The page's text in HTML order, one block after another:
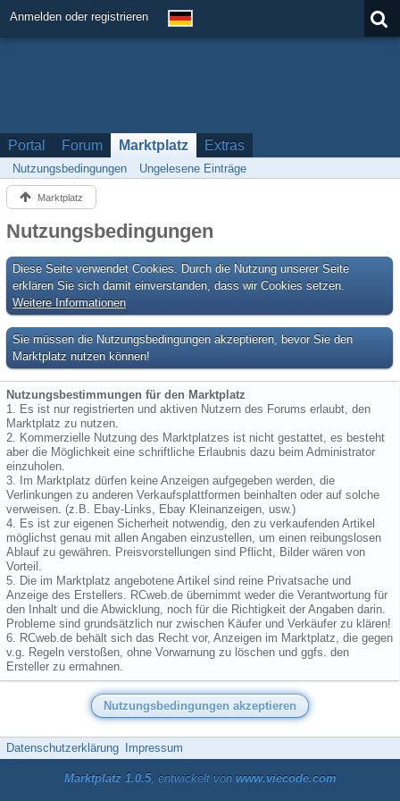
Anmelden oder registrieren
Portal Forum Marktplatz Extras
Nutzungsbedingungen Ungelesene Einträge
Marktplatz
Nutzungsbedingungen
Diese Seite verwendet Cookies. Durch die Nutzung unserer Seite
erklären Sie sich damit einverstanden, dass wir Cookies setzen.
Weitere Informationen
Sie müssen die Nutzungsbedingungen akzeptieren, bevor Sie den
Marktplatz nutzen können!
Nutzungsbestimmungen für den Marktplatz
1. Es ist nur registrierten und aktiven Nutzern des Forums erlaubt, den
Marktplatz zu nutzen.
2. Kommerzielle Nutzung des Marktplatzes ist nicht gestattet, es besteht
aber die Möglichkeit eine schriftliche Erlaubnis dazu beim Administrator
einzuholen.
3. Im Marktplatz dürfen keine Anzeigen aufgegeben werden, die
Verlinkungen zu anderen Verkaufsplattformen beinhalten oder auf solche
verweisen. (z.B. Ebay-Links, Ebay Kleinanzeigen, usw.)
4. Es ist zur eigenen Sicherheit notwendig, den zu verkaufenden Artikel
möglichst genau mit allen Angaben einzustellen, um einen reibungslosen
Ablauf zu gewähren. Preisvorstellungen sind Pflicht, Bilder wären von
Vorteil.
5. Die im Marktplatz angebotene Artikel sind reine Privatsache und
Anzeige des Erstellers. RCweb.de übernimmt weder die Verantwortung für
den Inhalt und die Abwicklung, noch für die Richtigkeit der Angaben darin.
Probleme sind grundsätzlich nur zwischen Käufer und Verkäufer zu klären!
6. RCweb.de behält sich das Recht vor, Anzeigen im Marktplatz, die gegen
v.g. Regeln verstoßen, ohne Vorwarnung zu löschen und ggfs. den
Ersteller zu ermahnen.
Datenschutzerklärung Impressum
Marktplatz 1.0.5, entwickelt von www.viecode.com